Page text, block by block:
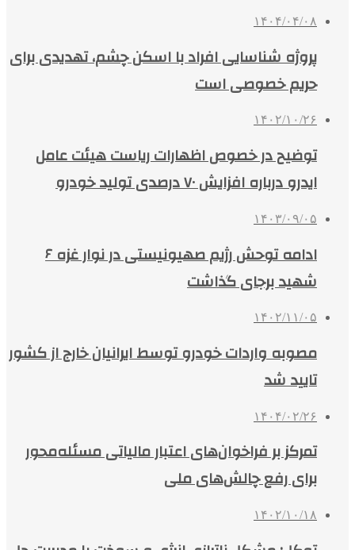
۱۴۰۴/۰۴/۰۸
پروژه شناسایی افراد با اسکن چشم، تهدیدی برای
حریم خصوصی است
۱۴۰۲/۱۰/۲۶
توضیح در خصوص اظهارات ریاست هیئت عامل
ایدرو درباره افزایش ۷۰ درصدی تولید خودرو
۱۴۰۳/۰۹/۰۵
ادامه توحش رژیم صهیونیستی در نوار غزه ۶
شهید برجای گذاشت
۱۴۰۲/۱۱/۰۵
مصوبه واردات خودرو توسط ایرانیان خارج از کشور
تایید شد
۱۴۰۴/۰۲/۲۶
تمرکز بر فراخوان‌های اعتبار مالیاتی مسئله‌محور
برای رفع چالش‌های ملی
۱۴۰۲/۱۰/۱۸